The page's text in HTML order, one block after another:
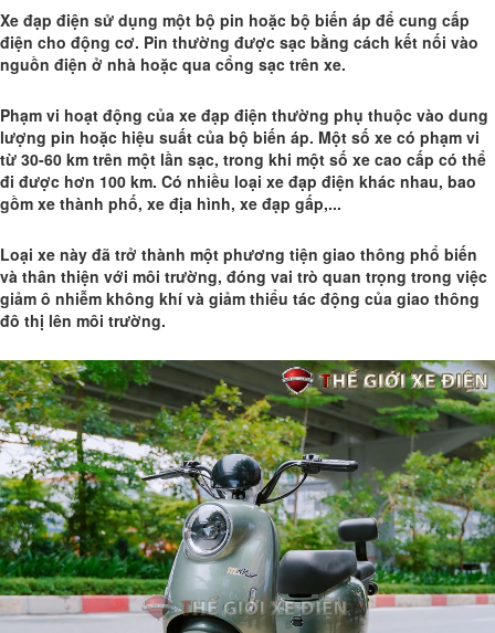
Xe đạp điện sử dụng một bộ pin hoặc bộ biến áp để cung cấp
điện cho động cơ. Pin thường được sạc bằng cách kết nối vào
nguồn điện ở nhà hoặc qua cổng sạc trên xe.
Phạm vi hoạt động của xe đạp điện thường phụ thuộc vào dung
lượng pin hoặc hiệu suất của bộ biến áp. Một số xe có phạm vi
từ 30-60 km trên một lần sạc, trong khi một số xe cao cấp có thể
đi được hơn 100 km. Có nhiều loại xe đạp điện khác nhau, bao
gồm xe thành phố, xe địa hình, xe đạp gấp,...
Loại xe này đã trở thành một phương tiện giao thông phổ biến
và thân thiện với môi trường, đóng vai trò quan trọng trong việc
giảm ô nhiễm không khí và giảm thiểu tác động của giao thông
đô thị lên môi trường.